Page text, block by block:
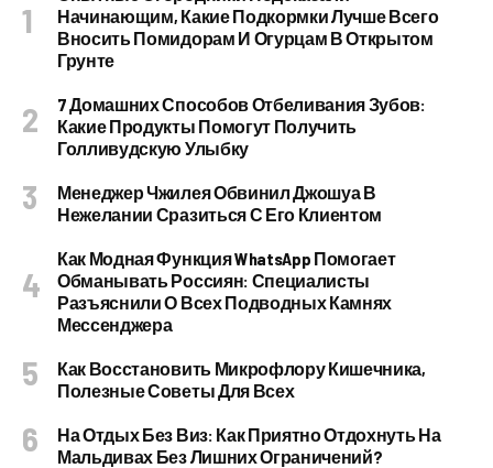
Начинающим, Какие Подкормки Лучше Всего
Вносить Помидорам И Огурцам В Открытом
Грунте
7 Домашних Способов Отбеливания Зубов:
Какие Продукты Помогут Получить
Голливудскую Улыбку
Менеджер Чжилея Обвинил Джошуа В
Нежелании Сразиться С Его Клиентом
Как Модная Функция WhatsApp Помогает
Обманывать Россиян: Специалисты
Разъяснили О Всех Подводных Камнях
Мессенджера
Как Восстановить Микрофлору Кишечника,
Полезные Советы Для Всех
На Отдых Без Виз: Как Приятно Отдохнуть На
Мальдивах Без Лишних Ограничений?